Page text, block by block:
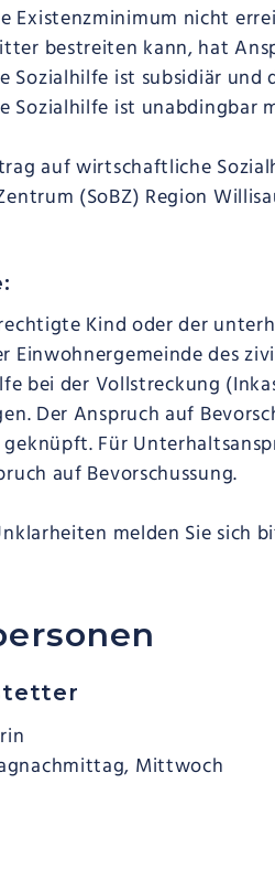
Existenzminimum nicht
bestreiten kann, hat
Sozialhilfe ist subsidiär
Sozialhilfe ist unabdingbar
auf wirtschaftliche
(SoBZ) Region
Kind oder der
Einwohnergemeinde des
bei der Vollstreckung
Der Anspruch auf
Für
auf Bevorschussung.
melden Sie sich
Mittwoch